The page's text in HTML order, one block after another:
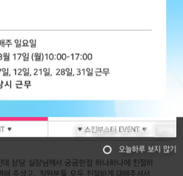
사
129000
♥ ♥ 스킨부스터 EVENT ♥
오늘하루 보지 않기
오늘하루 보지 않기
게 넣어주시고 데스크 직원 친절해요 ㅎ 상담
원장님이 설명 해 주셨는데 과잉 영업 없이 설명
친절하고 주차도 조금밖에 안 넣어줘요ㅠ
****-3852
8번째 방문
8910
데 상담 실장님께서 궁금한점 하나하나에 친절하
해 주셨고, 직원분들 모두 친절하게 대해주셔서